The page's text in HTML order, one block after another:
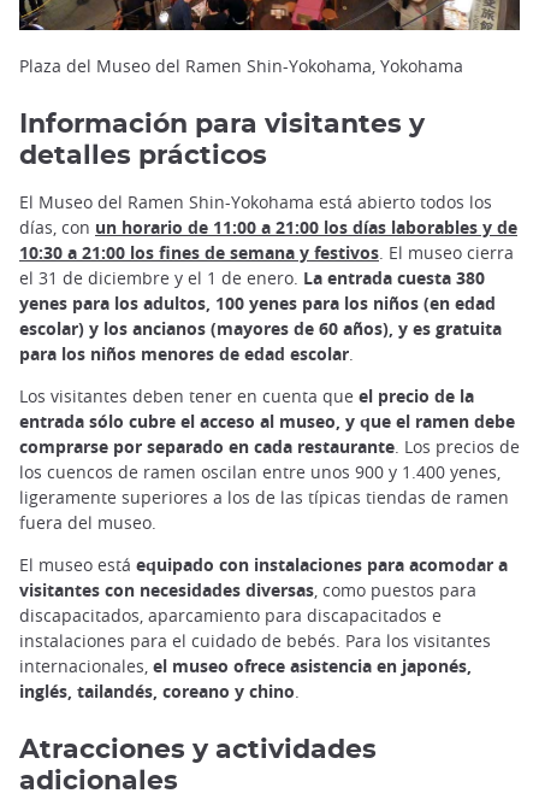
Plaza del Museo del Ramen Shin-Yokohama, Yokohama
Información para visitantes y
detalles prácticos
El Museo del Ramen Shin-Yokohama está abierto todos los
días, con un horario de 11:00 a 21:00 los días laborables y de
10:30 a 21:00 los fines de semana y festivos . El museo cierra
el 31 de diciembre y el 1 de enero. La entrada cuesta 380
yenes para los adultos, 100 yenes para los niños (en edad
escolar) y los ancianos (mayores de 60 años), y es gratuita
para los niños menores de edad escolar
Los visitantes deben tener en cuenta que el precio de la
entrada sólo cubre el acceso al museo, y que el ramen debe
comprarse por separado en cada restaurante. Los precios de
los cuencos de ramen oscilan entre unos 900 y 1.400 yenes,
ligeramente superiores a los de las típicas tiendas de ramen
fuera del museo.
El museo está equipado con instalaciones para acomodar a
visitantes con necesidades diversas, como puestos para
discapacitados, aparcamiento para discapacitados e
instalaciones para el cuidado de bebés. Para los visitantes
internacionales, el museo ofrece asistencia en japonés,
inglés, tailandés, coreano y chino.
Atracciones y actividades
adicionales